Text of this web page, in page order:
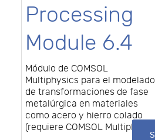
Processing
Module 6.4
Módulo de COMSOL
Multiphysics para el modelado
de transformaciones de fase
metalúrgica en materiales
como acero y hierro colado
(requiere COMSOL Multiphysics)